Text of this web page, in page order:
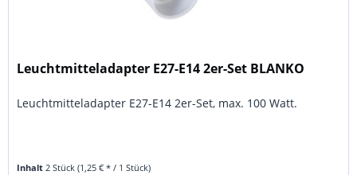
Leuchtmitteladapter E27-E14 2er-Set BLANKO
Leuchtmitteladapter E27-E14 2er-Set, max. 100 Watt.
Inhalt2 Stück(1,25 € * / 1 Stück)